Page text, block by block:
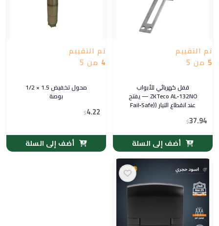
تم التقييم
5 من 5
قفل كهربائي للأبواب
ZKTeco AL‑132NO — يفتح
عند انقطاع التيار (Fail‑Safe)
$37.94
أضف إلى السلة
تم التقييم
4 من 5
محول تخفيض 1.5 × 1/2
بوصة
$4.22
أضف إلى السلة